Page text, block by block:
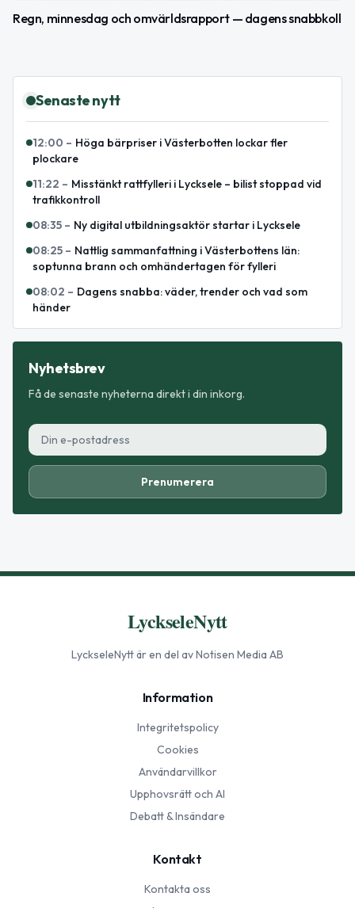
Regn, minnesdag och omvärldsrapport — dagens snabbkoll
Senaste nytt
12:00 – Höga bärpriser i Västerbotten lockar fler
plockare
11:22 – Misstänkt rattfylleri i Lycksele – bilist stoppad vid
trafikkontroll
08:35 – Ny digital utbildningsaktör startar i Lycksele
08:25 – Nattlig sammanfattning i Västerbottens län:
soptunna brann och omhändertagen för fylleri
08:02 – Dagens snabba: väder, trender och vad som
händer
Nyhetsbrev
Få de senaste nyheterna direkt i din inkorg.
Prenumerera
LyckseleNytt
LyckseleNyttär en del av Notisen Media AB
Information
Integritetspolicy
Cookies
Användarvillkor
Upphovsrätt och AI
Debatt & Insändare
Kontakt
Kontakta oss